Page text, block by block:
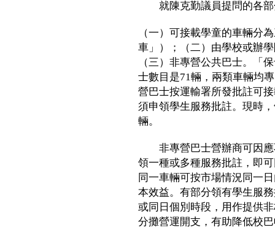
就陳克勤議員提問的各部
（一）可接載學童的車輛分
車」）；（二）由學校或辦
（三）非專營公共巴士。「
士數目是71輛，兩類車輛均
營巴士按運輸署所發批註可
須申領學生服務批註。現時
輛。
非專營巴士營辦商可因應
領一種或多種服務批註，即
同一車輛可按市場情況同一
本效益。有部分領有學生服
或同日個別時段，用作提供
分攤營運開支，有助降低校